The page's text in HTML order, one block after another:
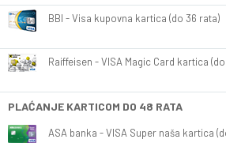
BBI - Visa kupovna kartica (do 36 rata)
Raiffeisen - VISA Magic Card kartica
PLAĆANJE KARTICOM DO 48 RATA
ASA banka - VISA Super naša kartica